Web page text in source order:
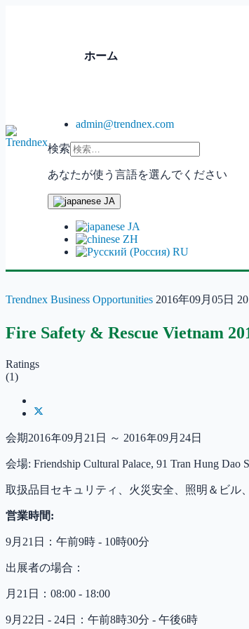
ホーム
admin@trendnex.com
検索
あなたが使う言語を選んでください
JA
JA
ZH
RU
Trendnex Business Opportunities 2016年09月05日
Fire Safety & Rescue Vietnam
Ratings
(1)
会期2016年09月21日 ～ 2016年09月24日
会場: Friendship Cultural Palace, 91 Tran Hung
取扱品目セキュリティ、火災安全、照明＆ビル
営業時間:
9月21日：午前9時 - 10時00分
出展者の場合：
月21日：08:00 - 18:00
9月22日 - 24日：午前8時30分 - 午後6時